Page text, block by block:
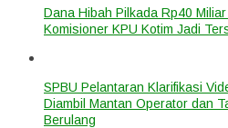
Dana Hibah Pilkada Rp40
Komisioner KPU Kotim Jadi
SPBU Pelantaran Klarifikasi
Diambil Mantan Operator dan
Berulang